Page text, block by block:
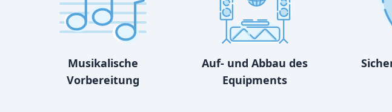
Musikalische
Vorbereitung
Auf- und Abbau des
Equipments